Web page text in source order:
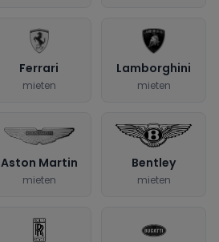
Ferrari
mieten
Lamborghini
mieten
Aston Martin
mieten
Bentley
mieten